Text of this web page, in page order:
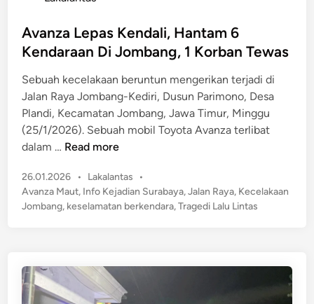
s
t
d
i
n
Avanza Lepas Kendali, Hantam 6
Kendaraan Di Jombang, 1 Korban Tewas
Sebuah kecelakaan beruntun mengerikan terjadi di
Jalan Raya Jombang-Kediri, Dusun Parimono, Desa
Plandi, Kecamatan Jombang, Jawa Timur, Minggu
(25/1/2026). Sebuah mobil Toyota Avanza terlibat
dalam … A
a
n
z
e
a
Read more
26.01.2026 •
P
o
s
i
n
Lakalantas
•
Avanza Maut, Info Kejadian Surabaya,Jalan Raya, Kecelakaan
Jombang, keselamatan berkendara,Tragedi Lalu Lintas